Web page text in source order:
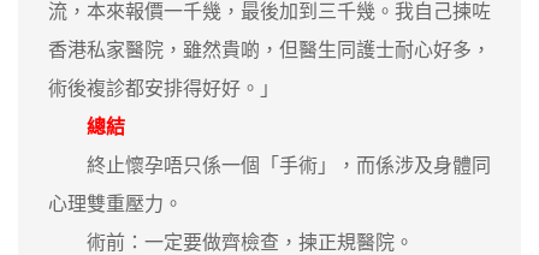
流，本來報價一千幾，最後加到三千幾。我自己揀咗
香港私家醫院，雖然貴啲，但醫生同護士耐心好多，
術後複診都安排得好好。」
總結
終止懷孕唔只係一個「手術」，而係涉及身體同
心理雙重壓力。
術前：一定要做齊檢查，揀正規醫院。